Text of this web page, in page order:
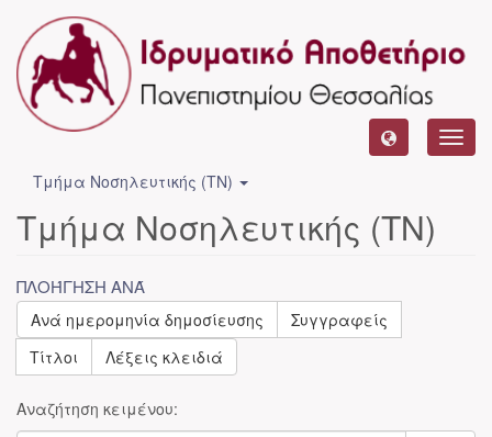
Τμήμα Νοσηλευτικής (ΤΝ)
Τμήμα Νοσηλευτικής (ΤΝ)
ΠΛΟΉΓΗΣΗ ΑΝΆ
Ανά ημερομηνία δημοσίευσης
Συγγραφείς
Τίτλοι
Λέξεις κλειδιά
Αναζήτηση κειμένου: